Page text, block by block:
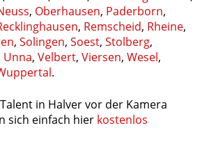
, Oberhausen, Paderborn,
, Remscheid, Rheine,
, Solingen, Soest, Stolberg,
Unna, Velbert, Viersen, Wesel,
.
in Halver vor der Kamera
sich einfach hier kostenlos